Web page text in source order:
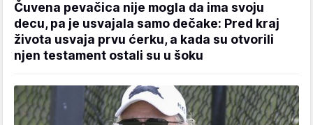
Čuvena pevačica nije mogla da ima svoju
decu, pa je usvajala samo dečake: Pred kraj
života usvaja prvu ćerku, a kada su otvorili
njen testament ostali su u šoku